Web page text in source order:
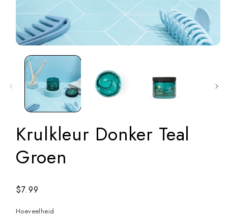
media
modal
Krulkleur Donker Teal
Groen
Normale
$7.99
Hoeveelheid